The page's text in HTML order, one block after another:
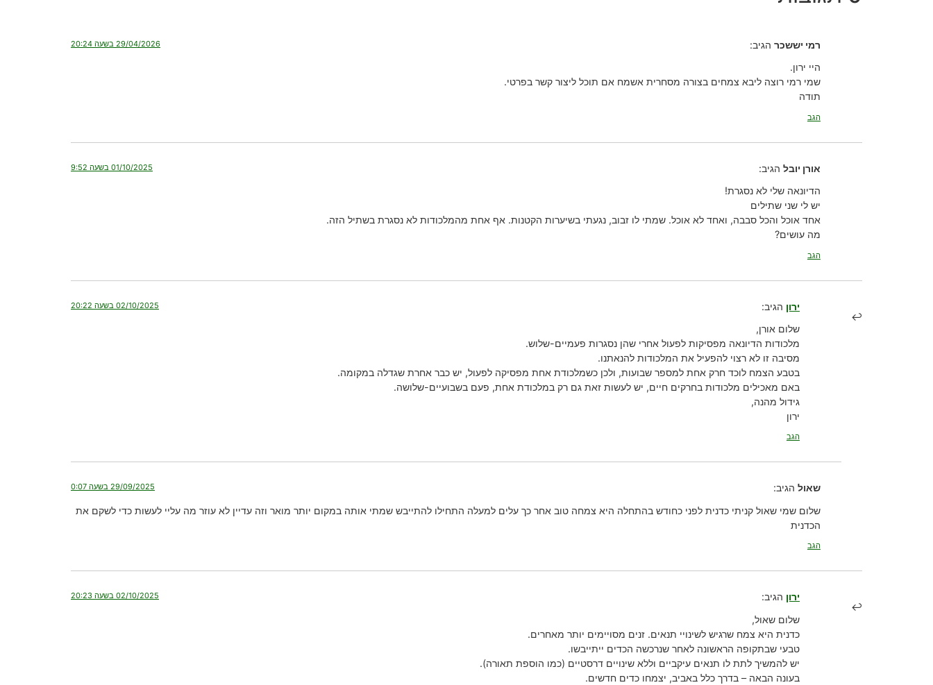
רמי יששכר הגיב: 29/04/2026 בשעה 20:24
היי ירון.
שמי רמי רוצה ליבא צמחים בצורה מסחרית אשמח אם תוכל ליצור קשר בפרטי.
תודה
הגב
אורן יובל הגיב: 01/10/2025 בשעה 9:52
הדיונאה שלי לא נסגרת!
יש לי שני שתילים
אחד אוכל והכל סבבה, ואחד לא אוכל. שמתי לו זבוב, נגעתי בשיערות הקטנות. אף אחת מהמלכודות לא נסגרת בשתיל הזה.
מה עושים?
הגב
ירון הגיב: 02/10/2025 בשעה 20:22
שלום אורן,
מלכודות הדיונאה מפסיקות לפעול אחרי שהן נסגרות פעמיים-שלוש.
מסיבה זו לא רצוי להפעיל את המלכודות להנאתנו.
בטבע הצמח לוכד חרק אחת למספר שבועות, ולכן כשמלכודת אחת מפסיקה לפעול, יש כבר אחרת שגדלה במקומה.
באם מאכילים מלכודות בחרקים חיים, יש לעשות זאת גם רק במלכודת אחת, פעם בשבועיים-שלושה.
גידול מהנה,
ירון
הגב
שאול הגיב: 29/09/2025 בשעה 0:07
שלום שמי שאול קניתי כדנית לפני כחודש בהתחלה היא צמחה טוב אחר כך עלים למעלה התחילו להתייבש שמתי אותה במקום יותר מואר וזה עדיין לא עוזר מה עליי לעשות כדי לשקם את
הכדנית
הגב
ירון הגיב: 02/10/2025 בשעה 20:23
שלום שאול,
כדנית היא צמח שרגיש לשינויי תנאים. זנים מסויימים יותר מאחרים.
טבעי שבתקופה הראשונה לאחר שנרכשה הכדים ייתייבשו.
יש להמשיך לתת לו תנאים עיקביים וללא שינויים דרסטיים (כמו הוספת תאורה).
בעונה הבאה – בדרך כלל באביב, יצמחו כדים חדשים.